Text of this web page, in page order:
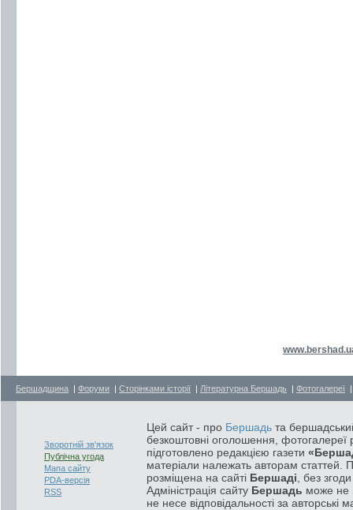
Бершадщина | Форуми | Сторінками історії | Літературна Бершадь | Фотогалереї
Зворотній зв'язок
Публічна угода
Мапа сайту
PDA-версія
RSS
Цей сайт - про Бершадь та
безкоштовні оголошення, фотогалереї
підготовлено редакцією газети
матеріали належать авторам статтей.
розміщена на сайті Бершаді , без
Адміністрація сайту Бершадь може не
не несе відповідальності за авторські